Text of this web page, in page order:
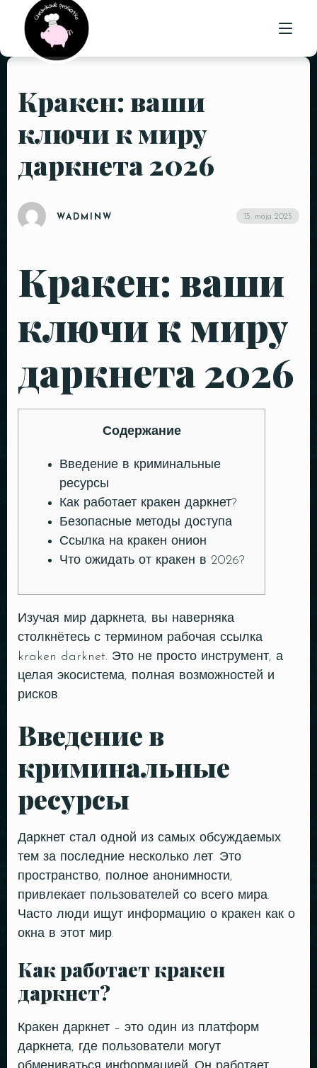
ÚVOD
O NÁS
PONUKA
Кракен: ваши
ключи к миру
даркнета 2026
WADMINW 15. mája 2025
Кракен: ваши
ключи к миру
даркнета 2026
Содержание
Введение в криминальные
ресурсы
Как работает кракен даркнет?
Безопасные методы доступа
Ссылка на кракен онион
Что ожидать от кракен в 2026?
Изучая мир даркнета, вы наверняка
столкнётесь с термином рабочая ссылка
kraken darknet. Это не просто инструмент, а
целая экосистема, полная возможностей и
рисков.
Введение в
криминальные
ресурсы
Даркнет стал одной из самых обсуждаемых
тем за последние несколько лет. Это
пространство, полное анонимности,
привлекает пользователей со всего мира.
Часто люди ищут информацию о кракен как о
окна в этот мир.
Как работает кракен
даркнет?
Кракен даркнет – это один из платформ
даркнета, где пользователи могут